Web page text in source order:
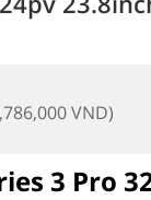
VND)
3 Pro